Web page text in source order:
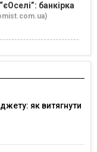
банкірка
як витягнути